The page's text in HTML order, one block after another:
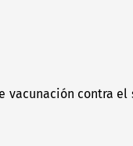
vacunación contra